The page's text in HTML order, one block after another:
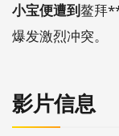
小宝便遭到鳌拜
爆发激烈冲突。
影片信息